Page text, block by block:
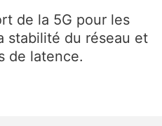
de la 5G pour les
stabilité du réseau et
de latence.